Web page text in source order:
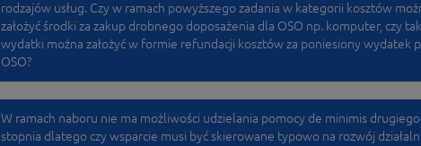
rodzajów usług. Czy w ramach powyższego zadania w kategorii kosztów
założyć środki za zakup drobnego doposażenia dla OSO np. komputer, czy
wydatki można założyć w formie refundacji kosztów za poniesiony wydatek
OSO?
W ramach naboru nie ma możliwości udzielania pomocy de minimis drugiego
stopnia dlatego czy wsparcie musi być skierowane typowo na rozwój